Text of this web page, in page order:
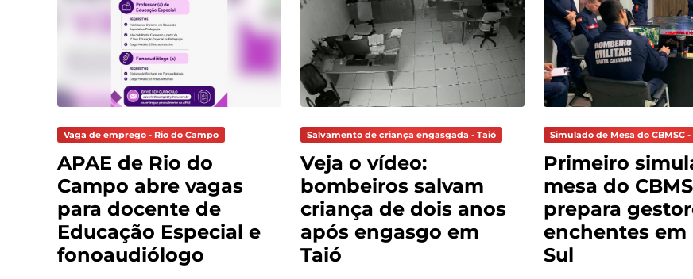
Vaga de emprego - Rio do Campo
APAE de Rio do
Campo abre vagas
para docente de
Educação Especial e
fonoaudiólogo
Salvamento de criança engasgada - Taió
Veja o vídeo:
bombeiros salvam
criança de dois anos
após engasgo em
Taió
Simulado de Mesa do CBMSC -
Primeiro
mesa do
prepara
enchentes em
Sul